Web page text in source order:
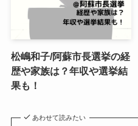
松嶋和子/阿蘇市長選挙の経
歴や家族は？年収や選挙結
果も！
あわせて読みたい